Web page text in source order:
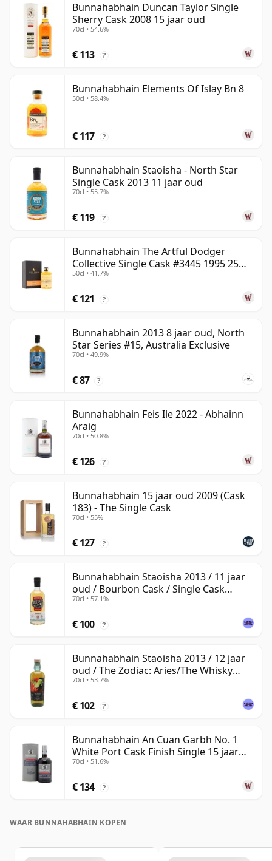
Bunnahabhain Duncan Taylor Single
Sherry Cask 2008 15 jaar oud
70cl • 54.6%
€ 113 ?
Bunnahabhain Elements Of Islay Bn 8
50cl • 58.4%
€ 117 ?
Bunnahabhain Staoisha - North Star
Single Cask 2013 11 jaar oud
70cl • 55.7%
€ 119 ?
Bunnahabhain The Artful Dodger
Collective Single Cask #3445 1995 25
jaar oud
50cl • 41.7%
€ 121 ?
Bunnahabhain 2013 8 jaar oud, North
Star Series #15, Australia Exclusive
70cl • 49.9%
€ 87 ?
Bunnahabhain Feis Ile 2022 - Abhainn
Araig
70cl • 50.8%
€ 126 ?
Bunnahabhain 15 jaar oud 2009 (Cask
183) - The Single Cask
70cl • 55%
€ 127 ?
Bunnahabhain Staoisha 2013 / 11 jaar
oud / Bourbon Cask / Single Cask
Nation
70cl • 57.1%
€ 100 ?
Bunnahabhain Staoisha 2013 / 12 jaar
oud / The Zodiac: Aries/The Whisky
Exchange
70cl • 53.7%
€ 102 ?
Bunnahabhain An Cuan Garbh No. 1
White Port Cask Finish Single 15 jaar
oud
70cl • 51.6%
€ 134 ?
WAAR BUNNAHABHAIN KOPEN